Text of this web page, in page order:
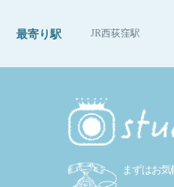
最寄り駅 JR西荻窪駅
まずはお